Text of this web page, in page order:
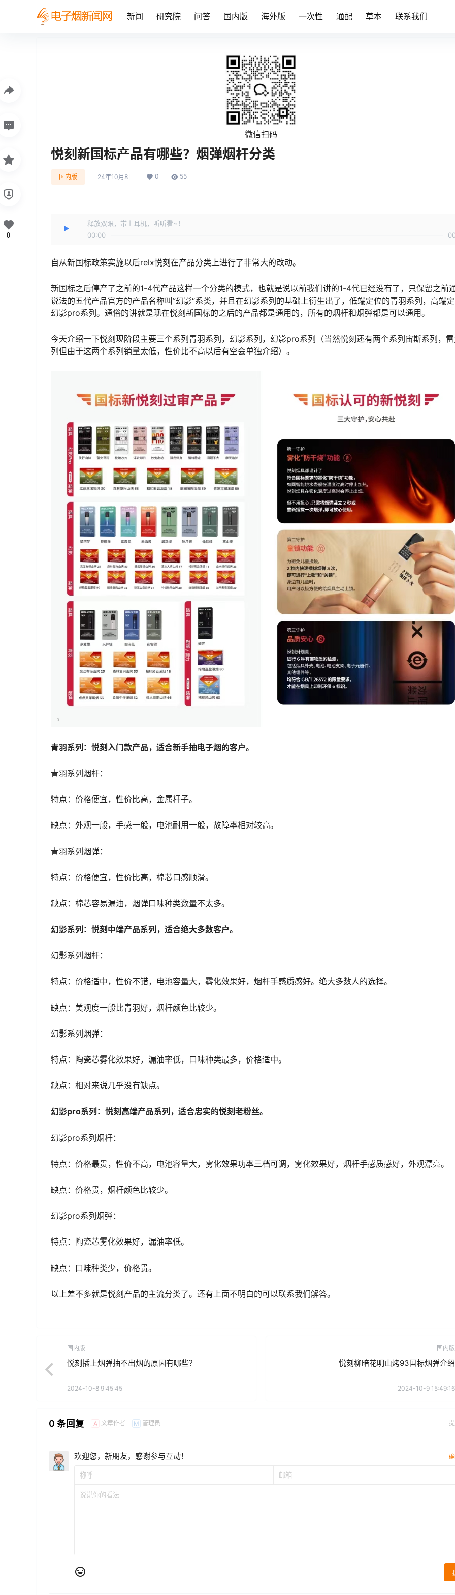
新闻 研究院 问答 国内版 海外版 一次性 通配 草本 联系我们
微信扫码
悦刻新国标产品有哪些？烟弹烟杆分类
国内版 24年10月8日 0 55
释放双眼，带上耳机，听听看~！
00:00
自从新国标政策实施以后relx悦刻在产品分类上进行了非常大的改动。
新国标之后停产了之前的1-4代产品这样一个分类的模式，也就是说以前我们讲的1-4代已经没有了，只保留之前
说法的五代产品官方的产品名称叫”幻影“系类，并且在幻影系列的基础上衍生出了，低端定位的青羽系列，高端
幻影pro系列。通俗的讲就是现在悦刻新国标的之后的产品都是通用的，所有的烟杆和烟弹都是可以通用。
今天介绍一下悦刻现阶段主要三个系列青羽系列，幻影系列，幻影pro系列（当然悦刻还有两个系列宙斯系列，
列但由于这两个系列销量太低，性价比不高以后有空会单独介绍）。
青羽系列：悦刻入门款产品，适合新手抽电子烟的客户。
青羽系列烟杆：
特点：价格便宜，性价比高，金属杆子。
缺点：外观一般，手感一般，电池耐用一般，故障率相对较高。
青羽系列烟弹：
特点：价格便宜，性价比高，棉芯口感顺滑。
缺点：棉芯容易漏油，烟弹口味种类数量不太多。
幻影系列：悦刻中端产品系列，适合绝大多数客户。
幻影系列烟杆：
特点：价格适中，性价不错，电池容量大，雾化效果好，烟杆手感质感好。绝大多数人的选择。
缺点：美观度一般比青羽好，烟杆颜色比较少。
幻影系列烟弹：
特点：陶瓷芯雾化效果好，漏油率低，口味种类最多，价格适中。
缺点：相对来说几乎没有缺点。
幻影pro系列：悦刻高端产品系列，适合忠实的悦刻老粉丝。
幻影pro系列烟杆：
特点：价格最贵，性价不高，电池容量大，雾化效果功率三档可调，雾化效果好，烟杆手感质感好，外观漂亮。
缺点：价格贵，烟杆颜色比较少。
幻影pro系列烟弹：
特点：陶瓷芯雾化效果好，漏油率低。
缺点：口味种类少，价格贵。
以上差不多就是悦刻产品的主流分类了。还有上面不明白的可以联系我们解答。
0
国内版
悦刻插上烟弹抽不出烟的原因有哪些？
2024-10-8 9:45:45
国内版
悦刻柳暗花明山烤93国标烟弹介绍
2024-10-9 15:49:16
0 条回复 A 文章作者 M 管理员
欢迎您，新朋友，感谢参与互动！